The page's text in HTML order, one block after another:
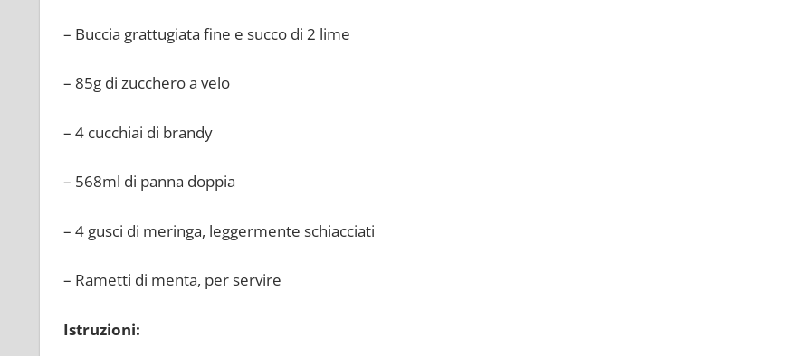
– Buccia grattugiata fine e succo di 2 lime
– 85g di zucchero a velo
– 4 cucchiai di brandy
– 568ml di panna doppia
– 4 gusci di meringa, leggermente schiacciati
– Rametti di menta, per servire
Istruzioni: